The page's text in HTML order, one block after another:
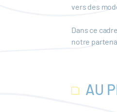
vers des
Dans ce
notre
AU